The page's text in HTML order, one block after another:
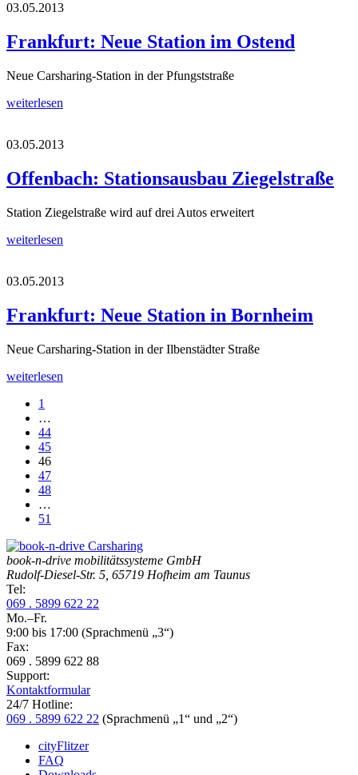
03.05.2013
Frankfurt: Neue Station im Ostend
Neue Carsharing-Station in der Pfungststraße
weiterlesen
03.05.2013
Offenbach: Stationsausbau Ziegelstraße
Station Ziegelstraße wird auf drei Autos erweitert
weiterlesen
03.05.2013
Frankfurt: Neue Station in Bornheim
Neue Carsharing-Station in der Ilbenstädter Straße
weiterlesen
1
…
44
45
46
47
48
…
51
book-n-drive mobilitätssysteme GmbH
Rudolf-Diesel-Str. 5, 65719 Hofheim am Taunus
Tel:
069 . 5899 622 22
Mo.–Fr.
9:00 bis 17:00 (Sprachmenü „3“)
Fax:
069 . 5899 622 88
Support:
Kontaktformular
24/7 Hotline:
069 . 5899 622 22 (Sprachmenü „1“ und „2“)
cityFlitzer
FAQ